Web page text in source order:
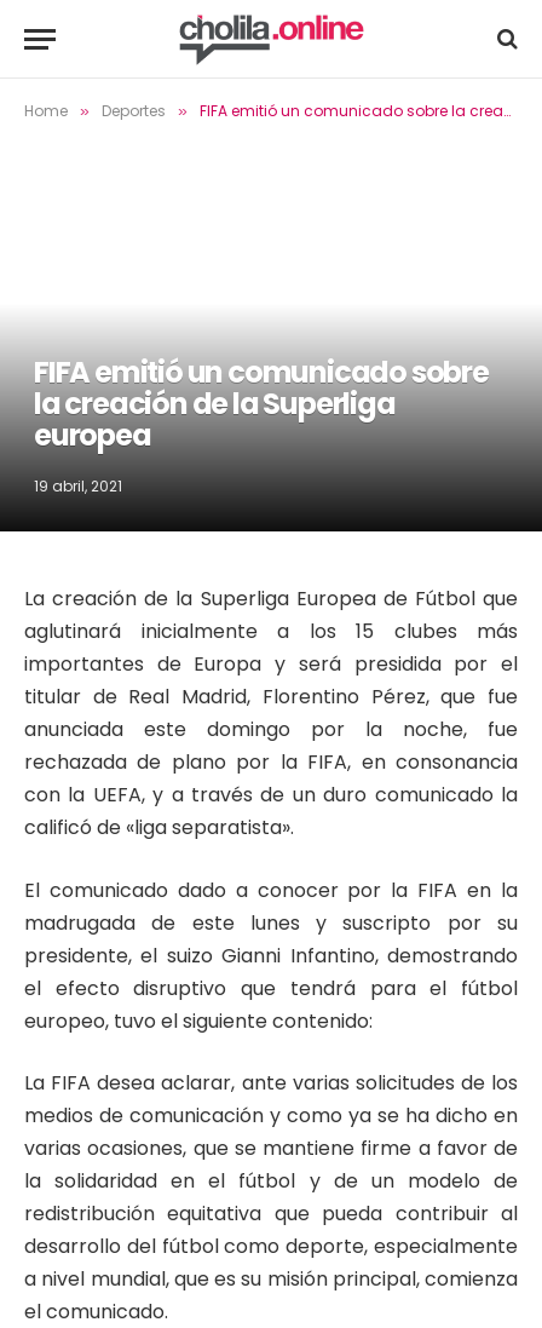
Home » Deportes » FIFA emitió un comunicado sobre la creación de la Superliga europea
FIFA emitió un comunicado sobre
la creación de la Superliga
europea
19 abril, 2021
La creación de la Superliga Europea de Fútbol que
aglutinará inicialmente a los 15 clubes más
importantes de Europa y será presidida por el
titular de Real Madrid, Florentino Pérez, que fue
anunciada este domingo por la noche, fue
rechazada de plano por la FIFA, en consonancia
con la UEFA, y a través de un duro comunicado la
calificó de «liga separatista».
El comunicado dado a conocer por la FIFA en la
madrugada de este lunes y suscripto por su
presidente, el suizo Gianni Infantino, demostrando
el efecto disruptivo que tendrá para el fútbol
europeo, tuvo el siguiente contenido:
La FIFA desea aclarar, ante varias solicitudes de los
medios de comunicación y como ya se ha dicho en
varias ocasiones, que se mantiene firme a favor de
la solidaridad en el fútbol y de un modelo de
redistribución equitativa que pueda contribuir al
desarrollo del fútbol como deporte, especialmente
a nivel mundial, que es su misión principal, comienza
el comunicado.